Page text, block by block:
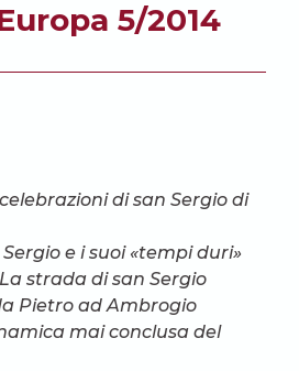
5/2014
di san Sergio di
e i suoi «tempi duri»
La strada di san Sergio
Pietro ad Ambrogio
mai conclusa del